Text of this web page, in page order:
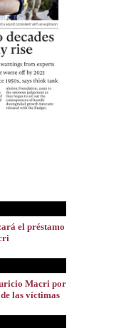
el préstamo
Macri por
las víctimas